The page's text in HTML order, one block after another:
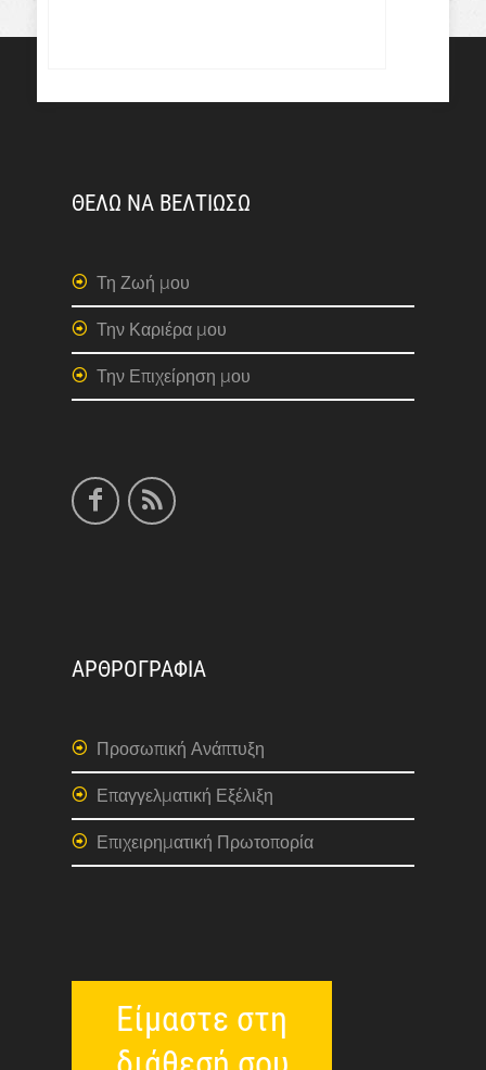
ΘΕΛΩ ΝΑ ΒΕΛΤΙΩΣΩ
Τη Ζωή μου
Την Καριέρα μου
Την Επιχείρηση μου
ΑΡΘΡΟΓΡΑΦΙΑ
Προσωπική Ανάπτυξη
Επαγγελματική Εξέλιξη
Επιχειρηματική Πρωτοπορία
Είμαστε στη